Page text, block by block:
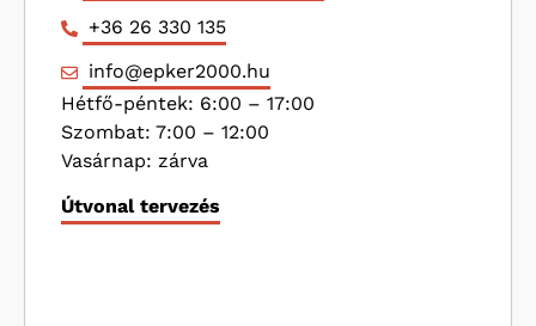
+36 26 330 135
info@epker2000.hu
Hétfő-péntek: 6:00 – 17:00
Szombat: 7:00 – 12:00
Vasárnap: zárva
Útvonal tervezés